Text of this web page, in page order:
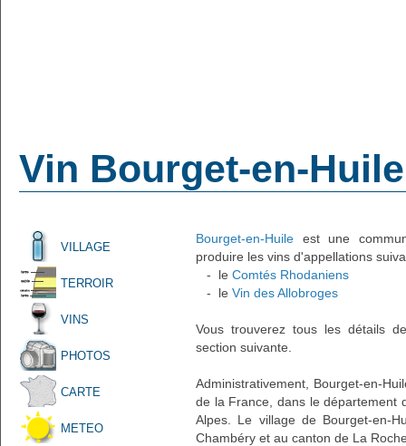
Vin Bourget-en-Huile
VILLAGE
TERROIR
VINS
PHOTOS
CARTE
METEO
Bourget-en-Huile est une
produire les vins d'appellations
- le Comtés Rhodaniens
- le Vin des Allobroges
Vous trouverez tous les détails
section suivante.
Administrativement, Bourget-en-
de la France, dans le département
Alpes. Le village de Bourget-en-
Chambéry et au canton de La